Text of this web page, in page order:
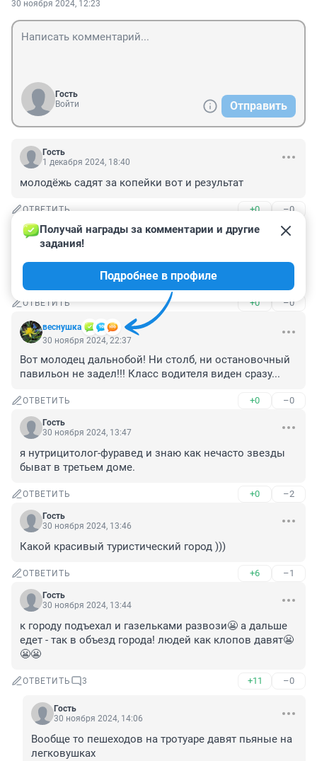
30 ноября 2024, 12:23
Гость
Войти
Отправить
Гость
1 декабря 2024, 18:40
молодёжь садят за копейки вот и результат
ОТВЕТИТЬ +0 –0
Гость
30 ноября 2024, 23:58
Чо с маслом? Масло вёз на маслозавод? Оно теперь
снова подорожает?
ОТВЕТИТЬ +0 –0
веснушка
Получай награды за комментарии и другие
задания!
Подробнее в профиле
30 ноября 2024, 22:37
Вот молодец дальнобой! Ни столб, ни остановочный
павильон не задел!!! Класс водителя виден сразу...
ОТВЕТИТЬ +0 –0
Гость
30 ноября 2024, 13:47
я нутрицитолог-фуравед и знаю как нечасто звезды
быват в третьем доме.
ОТВЕТИТЬ +0 –2
Гость
30 ноября 2024, 13:46
Какой красивый туристический город )))
ОТВЕТИТЬ +6 –1
Гость
30 ноября 2024, 13:44
к городу подъехал и газельками развози😬 а дальше
едет - так в объезд города! людей как клопов давят😬
😬😬
ОТВЕТИТЬ 3 +11 –0
Гость
30 ноября 2024, 14:06
Вообще то пешеходов на тротуаре давят пьяные на
легковушках